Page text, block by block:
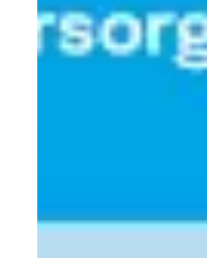
in Neugablonz in
frei: Ende der